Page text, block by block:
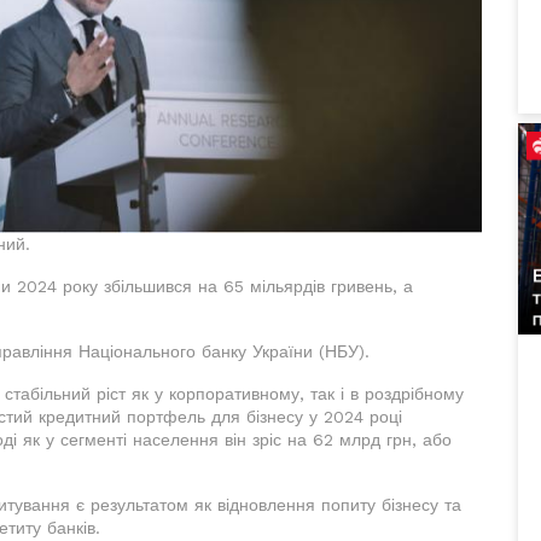
2024 року збільшився на 65 мільярдів гривень, а
Національного банку України (НБУ).
ріст як у корпоративному, так і в роздрібному
кредитний портфель для бізнесу у 2024 році
як у сегменті населення він зріс на 62 млрд грн, або
є результатом як відновлення попиту бізнесу та
банків.